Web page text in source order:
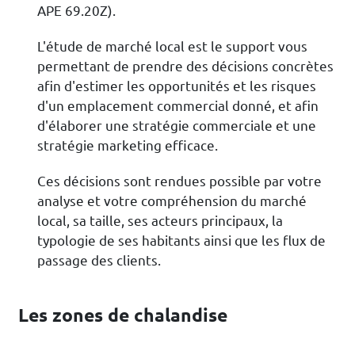
APE 69.20Z).
L'étude de marché local est le support vous
permettant de prendre des décisions concrètes
afin d'estimer les opportunités et les risques
d'un emplacement commercial donné, et afin
d'élaborer une stratégie commerciale et une
stratégie marketing efficace.
Ces décisions sont rendues possible par votre
analyse et votre compréhension du marché
local, sa taille, ses acteurs principaux, la
typologie de ses habitants ainsi que les flux de
passage des clients.
Les zones de chalandise